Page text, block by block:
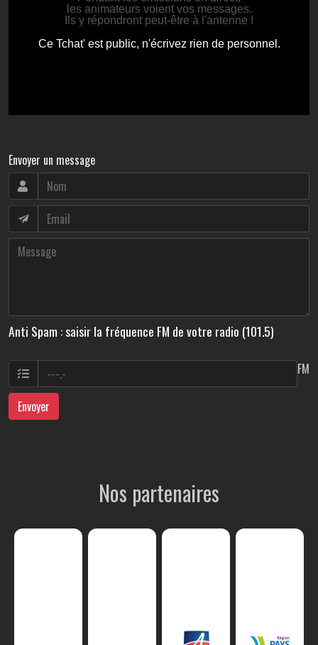
Envoyer un message
Anti Spam : saisir la fréquence FM de votre radio (101.5)
FM
Envoyer
Nos partenaires